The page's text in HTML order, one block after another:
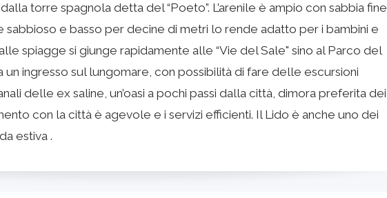
torre spagnola detta del “Poeto”. L’arenile è ampio con sabbia fine
sabbioso e basso per decine di metri lo rende adatto per i bambini e
spiagge si giunge rapidamente alle “Vie del Sale" sino al Parco del
un ingresso sul lungomare, con possibilità di fare delle escursioni
delle ex saline, un’oasi a pochi passi dalla città, dimora preferita dei
con la città è agevole e i servizi efficienti. Il Lido è anche uno dei
estiva .